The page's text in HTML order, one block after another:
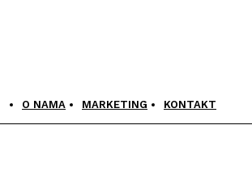
O NAMA MARKETING KONTAKT